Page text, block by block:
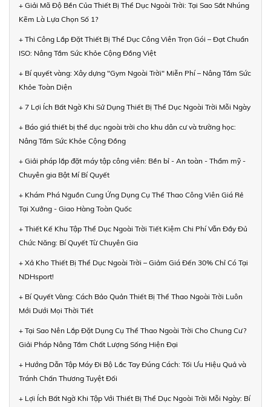
+ Giải Mã Độ Bền Của Thiết Bị Thể Dục Ngoài Trời: Tại Sao Sắt Nhúng
Kẽm Là Lựa Chọn Số 1?
+ Thi Công Lắp Đặt Thiết Bị Thể Dục Công Viên Trọn Gói – Đạt Chuẩn
ISO: Nâng Tầm Sức Khỏe Cộng Đồng Việt
+ Bí quyết vàng: Xây dựng "Gym Ngoài Trời" Miễn Phí – Nâng Tầm Sức
Khỏe Toàn Diện
+ 7 Lợi Ích Bất Ngờ Khi Sử Dụng Thiết Bị Thể Dục Ngoài Trời Mỗi Ngày
+ Báo giá thiết bị thể dục ngoài trời cho khu dân cư và trường học:
Nâng Tầm Sức Khỏe Cộng Đồng
+ Giải pháp lắp đặt máy tập công viên: Bền bỉ - An toàn - Thẩm mỹ -
Chuyên gia Bật Mí Bí Quyết
+ Khám Phá Nguồn Cung Ứng Dụng Cụ Thể Thao Công Viên Giá Rẻ
Tại Xưởng - Giao Hàng Toàn Quốc
+ Thiết Kế Khu Tập Thể Dục Ngoài Trời Tiết Kiệm Chi Phí Vẫn Đầy Đủ
Chức Năng: Bí Quyết Từ Chuyên Gia
+ Xả Kho Thiết Bị Thể Dục Ngoài Trời – Giảm Giá Đến 30% Chỉ Có Tại
NDHsport!
+ Bí Quyết Vàng: Cách Bảo Quản Thiết Bị Thể Thao Ngoài Trời Luôn
Mới Dưới Mọi Thời Tiết
+ Tại Sao Nên Lắp Đặt Dụng Cụ Thể Thao Ngoài Trời Cho Chung Cư?
Giải Pháp Nâng Tầm Chất Lượng Sống Hiện Đại
+ Hướng Dẫn Tập Máy Đi Bộ Lắc Tay Đúng Cách: Tối Ưu Hiệu Quả và
Tránh Chấn Thương Tuyệt Đối
+ Lợi Ích Bất Ngờ Khi Tập Với Thiết Bị Thể Dục Ngoài Trời Mỗi Ngày: Bí